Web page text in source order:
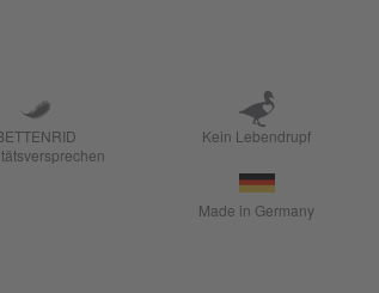
Kein Lebendrupf
Made in Germany